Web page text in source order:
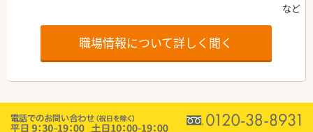
職場情報について詳しく聞く